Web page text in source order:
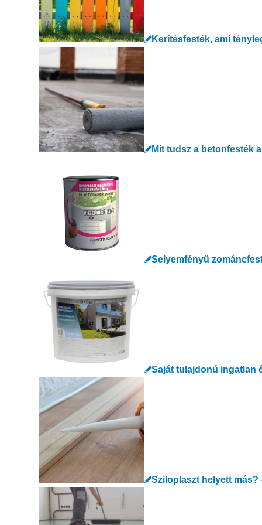
Kerítésfesték, ami
Mit tudsz a betonfesték
Selyemfényű
Saját tulajdonú ingatlan
Sziloplaszt helyett